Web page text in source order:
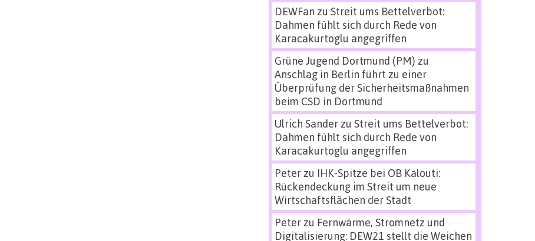
DEWFan zu Streit ums Bettelverbot:
Dahmen fühlt sich durch Rede von
Karacakurtoglu angegriffen
Grüne Jugend Dortmund (PM) zu
Anschlag in Berlin führt zu einer
Überprüfung der Sicherheitsmaßnahmen
beim CSD in Dortmund
Ulrich Sanderzu Streit ums Bettelverbot:
Dahmen fühlt sich durch Rede von
Karacakurtoglu angegriffen
Peterzu IHK-Spitze bei OB Kalouti:
Rückendeckung im Streit um neue
Wirtschaftsflächen der Stadt
Peterzu Fernwärme, Stromnetz und
Digitalisierung: DEW21 stellt die Weichen